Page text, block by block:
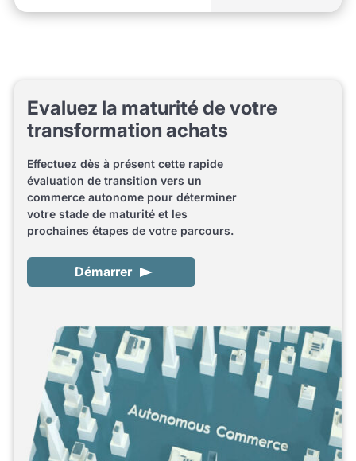
Evaluez la maturité de votre
transformation achats
Effectuez dès à présent cette rapide
évaluation de transition vers un
commerce autonome pour déterminer
votre stade de maturité et les
prochaines étapes de votre parcours.
Démarrer